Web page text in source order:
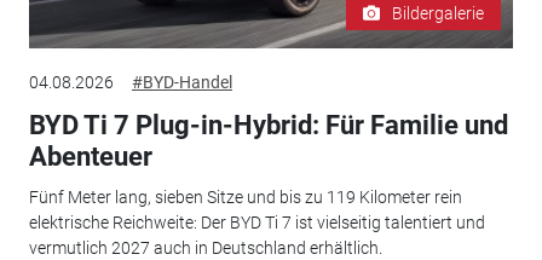
Bildergalerie
04.08.2026 #BYD-Handel
BYD Ti 7 Plug-in-Hybrid: Für Familie und
Abenteuer
Fünf Meter lang, sieben Sitze und bis zu 119 Kilometer rein
elektrische Reichweite: Der BYD Ti 7 ist vielseitig talentiert und
vermutlich 2027 auch in Deutschland erhältlich.